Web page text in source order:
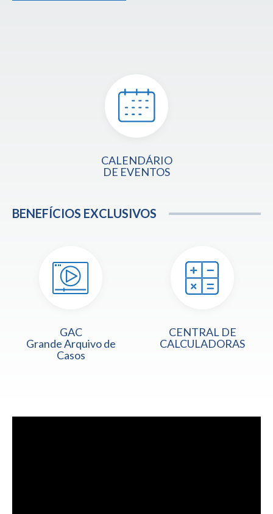
CALENDÁRIO
DE EVENTOS
BENEFÍCIOS EXCLUSIVOS
GAC
Grande Arquivo de
Casos
CENTRAL DE
CALCULADORAS